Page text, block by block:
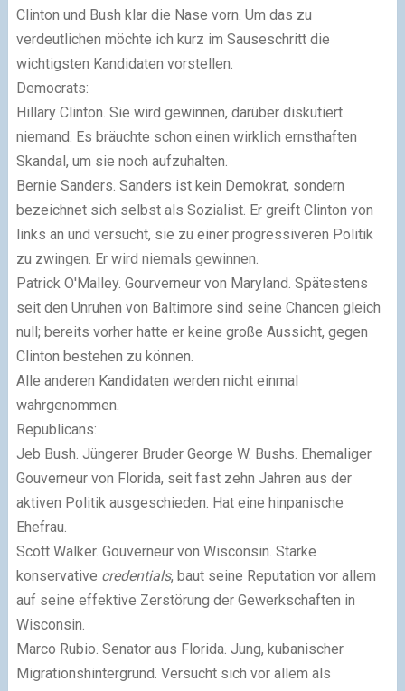
Clinton und Bush klar die Nase vorn. Um das zu
verdeutlichen möchte ich kurz im Sauseschritt die
wichtigsten Kandidaten vorstellen.
Democrats:
Hillary Clinton. Sie wird gewinnen, darüber diskutiert
niemand. Es bräuchte schon einen wirklich ernsthaften
Skandal, um sie noch aufzuhalten.
Bernie Sanders. Sanders ist kein Demokrat, sondern
bezeichnet sich selbst als Sozialist. Er greift Clinton von
links an und versucht, sie zu einer progressiveren Politik
zu zwingen. Er wird niemals gewinnen.
Patrick O'Malley. Gourverneur von Maryland. Spätestens
seit den Unruhen von Baltimore sind seine Chancen gleich
null; bereits vorher hatte er keine große Aussicht, gegen
Clinton bestehen zu können.
Alle anderen Kandidaten werden nicht einmal
wahrgenommen.
Republicans:
Jeb Bush. Jüngerer Bruder George W. Bushs. Ehemaliger
Gouverneur von Florida, seit fast zehn Jahren aus der
aktiven Politik ausgeschieden. Hat eine hinpanische
Ehefrau.
Scott Walker. Gouverneur von Wisconsin. Starke
konservative credentials, baut seine Reputation vor allem
auf seine effektive Zerstörung der Gewerkschaften in
Wisconsin.
Marco Rubio. Senator aus Florida. Jung, kubanischer
Migrationshintergrund. Versucht sich vor allem als